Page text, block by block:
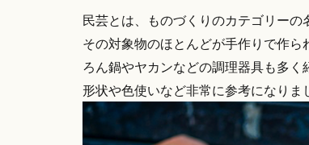
民芸とは、ものづくりのカテゴリーの
その対象物のほとんどが手作りで作
ろん鍋やヤカンなどの調理器具も多く
形状や色使いなど非常に参考になりま